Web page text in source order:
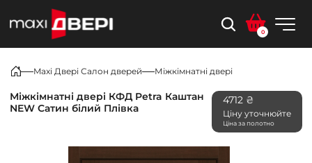
0
Maxi Двері Салон дверей Міжкімнатні двері
Міжкімнатні двері КФД Petra Каштан
NEW Сатин білий Плівка
4712 ₴
Ціну уточнюйте
Ціна за полотно